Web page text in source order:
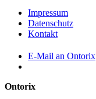
Impressum
Datenschutz
Kontakt
E-Mail an Ontorix
Ontorix